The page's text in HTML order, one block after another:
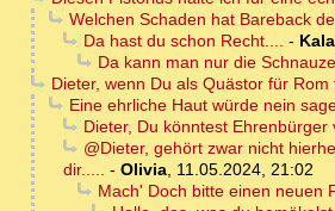
Welchen Schaden hat Bareback
Da hast du schon Recht.... -
Da kann man nur die
Dieter, wenn Du als Quästor für
Eine ehrliche Haut würde nein
Dieter, Du könntest Ehrenbürger
@Dieter, gehört zwar nicht
dir..... - Olivia, 11.05.2024, 21:02
Mach' Doch bitte einen neuen